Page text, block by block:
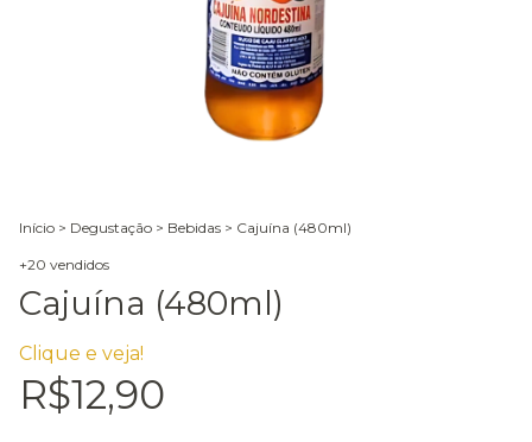
Início > Degustação > Bebidas > Cajuína (480ml)
+20 vendidos
Cajuína (480ml)
Clique e veja!
R$12,90